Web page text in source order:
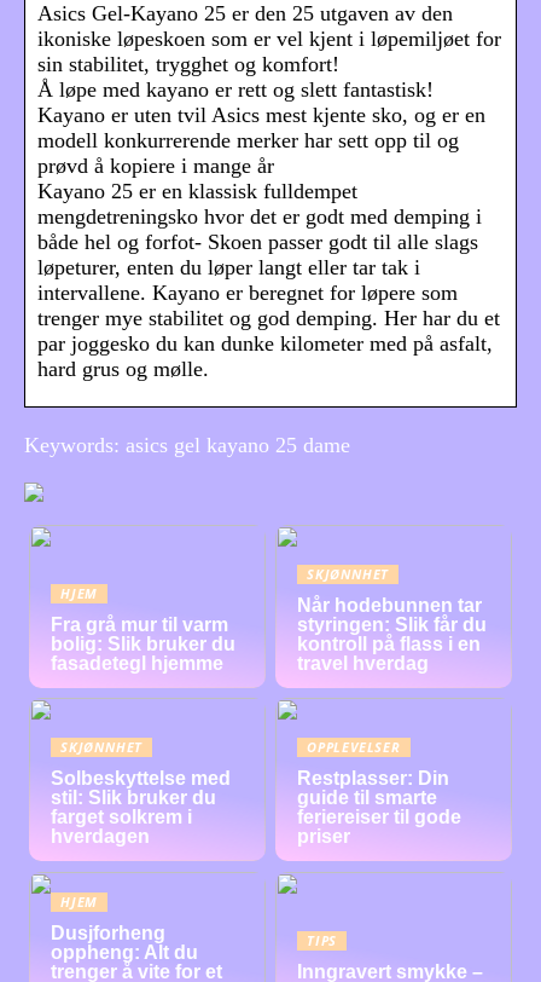
Asics Gel-Kayano 25 er den 25 utgaven av den
ikoniske løpeskoen som er vel kjent i løpemiljøet for
sin stabilitet, trygghet og komfort!
Å løpe med kayano er rett og slett fantastisk!
Kayano er uten tvil Asics mest kjente sko, og er en
modell konkurrerende merker har sett opp til og
prøvd å kopiere i mange år
Kayano 25 er en klassisk fulldempet
mengdetreningsko hvor det er godt med demping i
både hel og forfot- Skoen passer godt til alle slags
løpeturer, enten du løper langt eller tar tak i
intervallene. Kayano er beregnet for løpere som
trenger mye stabilitet og god demping. Her har du et
par joggesko du kan dunke kilometer med på asfalt,
hard grus og mølle.
Keywords: asics gel kayano 25 dame
HJEM
Fra grå mur til varm
bolig: Slik bruker du
fasadetegl hjemme
SKJØNNHET
Når hodebunnen tar
styringen: Slik får du
kontroll på flass i en
travel hverdag
SKJØNNHET
Solbeskyttelse med
stil: Slik bruker du
farget solkrem i
hverdagen
OPPLEVELSER
Restplasser: Din
guide til smarte
feriereiser til gode
priser
HJEM
Dusjforheng
oppheng: Alt du
trenger å vite for et
TIPS
Inngravert smykke –